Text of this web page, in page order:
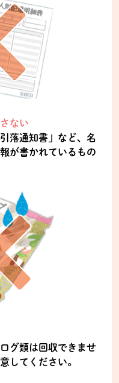
ない
落通知書」など、名
が書かれているもの
グ類は回収できませ
してください。